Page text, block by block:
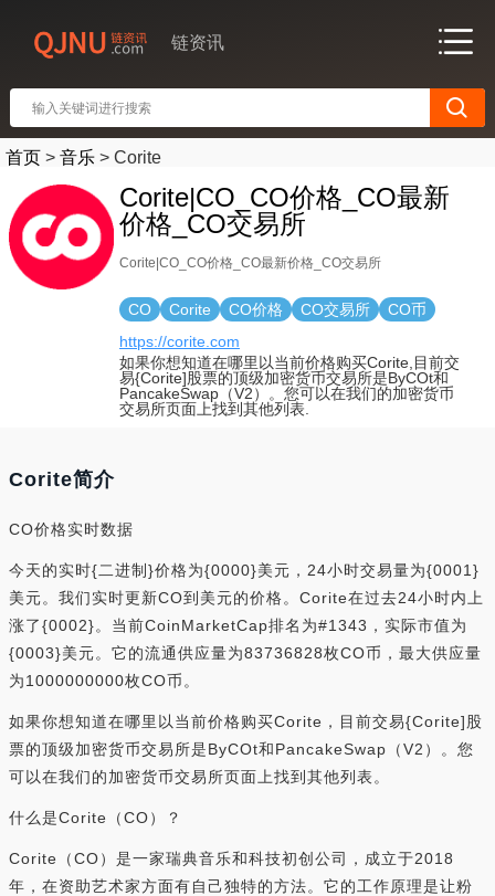
链资讯
首页 > 音乐 > Corite
Corite|CO_CO价格_CO最新
价格_CO交易所
Corite|CO_CO价格_CO最新价格_CO交易所
CO Corite CO价格 CO交易所
CO币
https://corite.com
如果你想知道在哪里以当前价格购买Corite,目前交
易{Corite]股票的顶级加密货币交易所是ByCOt和
PancakeSwap（V2）。您可以在我们的加密货币
交易所页面上找到其他列表.
Corite简介
CO价格实时数据
今天的实时{二进制}价格为{0000}美元，24小时交易量为{0001}
美元。我们实时更新CO到美元的价格。Corite在过去24小时内上
涨了{0002}。当前CoinMarketCap排名为#1343，实际市值为
{0003}美元。它的流通供应量为83736828枚CO币，最大供应量
为1000000000枚CO币。
如果你想知道在哪里以当前价格购买Corite，目前交易{Corite]股
票的顶级加密货币交易所是ByCOt和PancakeSwap（V2）。您
可以在我们的加密货币交易所页面上找到其他列表。
什么是Corite（CO）？
Corite（CO）是一家瑞典音乐和科技初创公司，成立于2018
年，在资助艺术家方面有自己独特的方法。它的工作原理是让粉